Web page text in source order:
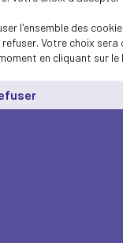
l'ensemble des
Votre choix
en cliquant sur le